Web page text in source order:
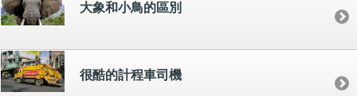
大象和小鳥的區別
很酷的計程車司機